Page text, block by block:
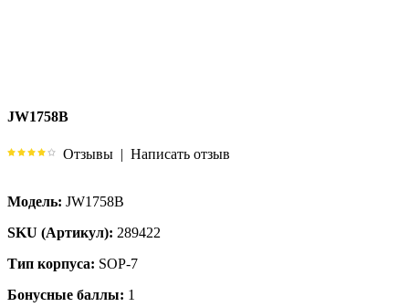
JW1758B
Отзывы | Написать отзыв
Модель: JW1758B
SKU (Артикул): 289422
Тип корпуса: SOP-7
Бонусные баллы: 1